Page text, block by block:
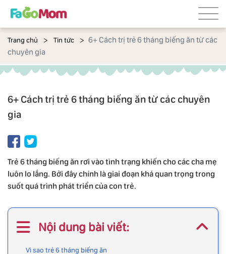
Trang chủ Tin tức
6+ Cách trị trẻ 6 tháng biếng ăn từ các
chuyên gia
6+ Cách trị trẻ 6 tháng biếng ăn từ các chuyên
gia
Trẻ 6 tháng biếng ăn rơi vào tình trạng khiến cho các cha mẹ
luôn lo lắng. Bởi đây chính là giai đoạn khá quan trọng trong
suốt quá trình phát triển của con trẻ.
Nội dung bài viết:
Vì sao trẻ 6 tháng biếng ăn